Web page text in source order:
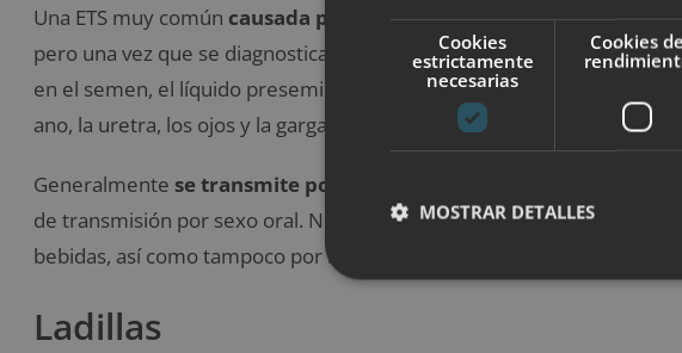
Una ETS muy común causada por una infección bacteriana.
pero una vez que se diagnostica es
muy fácil de tratar con
en el semen, el líquido preseminal y los fluidos vaginales. Puede
ano, la uretra, los ojos y la garganta.
Generalmente se transmite por sexo anal o vaginal
, aunque
de transmisión por sexo oral. No se contagia por el contacto de la
bebidas, así como tampoco por besar (ya que no se encuentra en la
Ladillas
Cookies
estrictamente
necesarias
Cookies de
MOSTRAR DETALLES